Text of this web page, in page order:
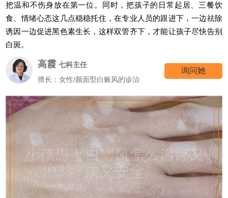
把温和不伤身放在第一位。同时，把孩子的日常起居、三餐饮
食、情绪心态这几点稳稳托住，在专业人员的跟进下，一边祛除
诱因一边促进黑色素生长，这样双管齐下，才能让孩子尽快告别
白斑。
高霞 七科主任
擅长：女性/颜面型白癜风的诊治
询问她